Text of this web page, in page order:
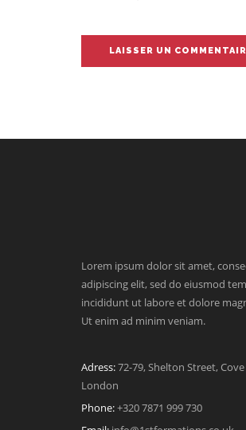
Lorem ipsum dolor sit amet,
adipiscing elit, sed do eiusmod
incididunt ut labore et dolore
Ut enim ad minim veniam.
Adress:72-79, Shelton Street,
London
Phone:+320 7871 999 730